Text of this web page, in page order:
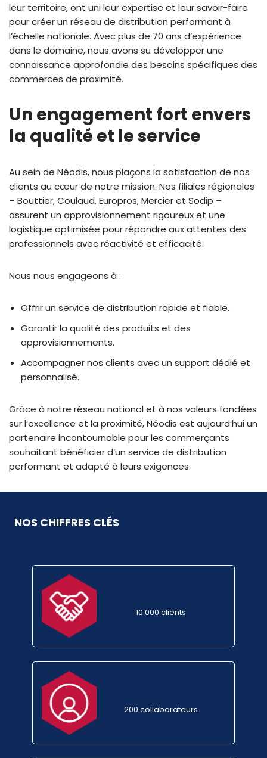
leur territoire, ont uni leur expertise et leur savoir-faire
pour créer un réseau de distribution performant à
l’échelle nationale. Avec plus de 70 ans d’expérience
dans le domaine, nous avons su développer une
connaissance approfondie des besoins spécifiques des
commerces de proximité.
Un engagement fort envers
la qualité et le service
Au sein de Néodis, nous plaçons la satisfaction de nos
clients au cœur de notre mission. Nos filiales régionales
– Bouttier, Coulaud, Europros, Mercier et Sodip –
assurent un approvisionnement rigoureux et une
logistique optimisée pour répondre aux attentes des
professionnels avec réactivité et efficacité.
Nous nous engageons à :
Offrir un service de distribution rapide et fiable.
Garantir la qualité des produits et des
approvisionnements.
Accompagner nos clients avec un support dédié et
personnalisé.
Grâce à notre réseau national et à nos valeurs fondées
sur l’excellence et la proximité, Néodis est aujourd’hui un
partenaire incontournable pour les commerçants
souhaitant bénéficier d’un service de distribution
performant et adapté à leurs exigences.
NOS CHIFFRES CLÉS
10 000 clients
200 collaborateurs